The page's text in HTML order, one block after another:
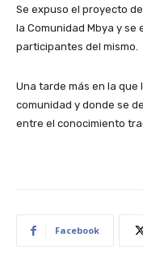
Se expuso el proyecto
la Comunidad Mbya y
participantes del mismo.
Una tarde más en la que
comunidad y donde se
entre el conocimiento
Facebook